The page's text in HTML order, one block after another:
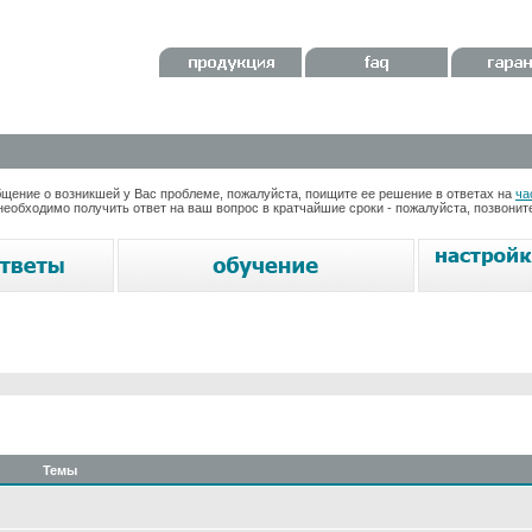
о возникшей у Вас проблеме, пожалуйста, поищите ее решение в ответах на
получить ответ на ваш вопрос в кратчайшие сроки - пожалуйста,
Темы